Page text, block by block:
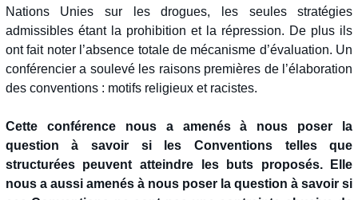
Nations Unies sur les drogues, les seules stratégies
admissibles étant la prohibition et la répression. De plus ils
ont fait noter l’absence totale de mécanisme d’évaluation. Un
conférencier a soulevé les raisons premières de l’élaboration
des conventions : motifs religieux et racistes.
Cette conférence nous a amenés à nous poser la
question à savoir si les Conventions telles que
structurées peuvent atteindre les buts proposés. Elle
nous a aussi amenés à nous poser la question à savoir si